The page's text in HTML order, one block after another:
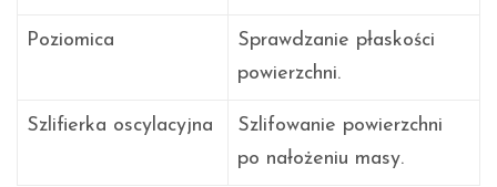
Poziomica
Sprawdzanie płaskości
powierzchni.
Szlifierka oscylacyjna
Szlifowanie powierzchni
po nałożeniu masy.